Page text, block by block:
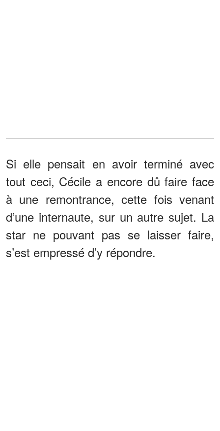
Si elle pensait en avoir terminé avec
tout ceci, Cécile a encore dû faire face
à une remontrance, cette fois venant
d’une internaute, sur un autre sujet. La
star ne pouvant pas se laisser faire,
s’est empressé d’y répondre.